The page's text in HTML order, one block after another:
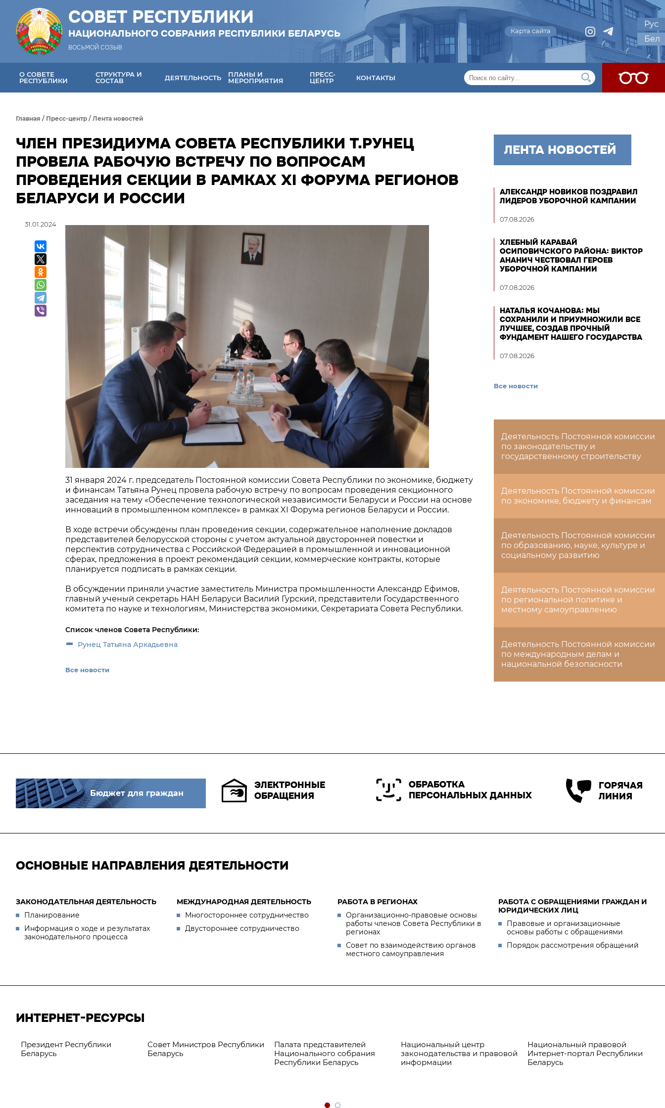
СОВЕТ РЕСПУБЛИКИ
НАЦИОНАЛЬНОГО СОБРАНИЯ РЕСПУБЛИКИ БЕЛАРУСЬ
ВОСЬМОЙ СОЗЫВ
Карта сайта
Рус
Бел
О СОВЕТЕ
РЕСПУБЛИКИ
СТРУКТУРА И
СОСТАВ
ДЕЯТЕЛЬНОСТЬ
ПЛАНЫ И
МЕРОПРИЯТИЯ
ПРЕСС-
ЦЕНТР
КОНТАКТЫ
Главная / Пресс-центр / Лента новостей
ЧЛЕН ПРЕЗИДИУМА СОВЕТА РЕСПУБЛИКИ Т.РУНЕЦ
ПРОВЕЛА РАБОЧУЮ ВСТРЕЧУ ПО ВОПРОСАМ
ПРОВЕДЕНИЯ СЕКЦИИ В РАМКАХ XI ФОРУМА РЕГИОНОВ
БЕЛАРУСИ И РОССИИ
31.01.2024
31 января 2024 г. председатель Постоянной комиссии Совета Республики по экономике, бюджету
и финансам Татьяна Рунец провела рабочую встречу по вопросам проведения секционного
заседания на тему «Обеспечение технологической независимости Беларуси и России на основе
инноваций в промышленном комплексе» в рамках XI Форума регионов Беларуси и России.
В ходе встречи обсуждены план проведения секции, содержательное наполнение докладов
представителей белорусской стороны с учетом актуальной двусторонней повестки и
перспектив сотрудничества с Российской Федерацией в промышленной и инновационной
сферах, предложения в проект рекомендаций секции, коммерческие контракты, которые
планируется подписать в рамках секции.
В обсуждении приняли участие заместитель Министра промышленности Александр Ефимов,
главный ученый секретарь НАН Беларуси Василий Гурский, представители Государственного
комитета по науке и технологиям, Министерства экономики, Секретариата Совета Республики.
Список членов Совета Республики:
Рунец Татьяна Аркадьевна
Все новости
ЛЕНТА НОВОСТЕЙ
АЛЕКСАНДР НОВИКОВ ПОЗДРАВИЛ
ЛИДЕРОВ УБОРОЧНОЙ КАМПАНИИ
07.08.2026
ХЛЕБНЫЙ КАРАВАЙ
ОСИПОВИЧСКОГО РАЙОНА: ВИКТОР
АНАНИЧ ЧЕСТВОВАЛ ГЕРОЕВ
УБОРОЧНОЙ КАМПАНИИ
07.08.2026
НАТАЛЬЯ КОЧАНОВА: МЫ
СОХРАНИЛИ И ПРИУМНОЖИЛИ ВСЕ
ЛУЧШЕЕ, СОЗДАВ ПРОЧНЫЙ
ФУНДАМЕНТ НАШЕГО ГОСУДАРСТВА
07.08.2026
Все новости
Деятельность Постоянной комиссии
по законодательству и
государственному строительству
Деятельность Постоянной комиссии
по экономике, бюджету и финансам
Деятельность Постоянной комиссии
по образованию, науке, культуре и
социальному развитию
Деятельность Постоянной комиссии
по региональной политике и
местному самоуправлению
Деятельность Постоянной комиссии
по международным делам и
национальной безопасности
Бюджет для граждан
ЭЛЕКТРОННЫЕ
ОБРАЩЕНИЯ
ОБРАБОТКА
ПЕРСОНАЛЬНЫХ ДАННЫХ
ГОРЯЧАЯ
ЛИНИЯ
ОСНОВНЫЕ НАПРАВЛЕНИЯ ДЕЯТЕЛЬНОСТИ
ЗАКОНОДАТЕЛЬНАЯ ДЕЯТЕЛЬНОСТЬ
Планирование
Информация о ходе и результатах
законодательного процесса
МЕЖДУНАРОДНАЯ ДЕЯТЕЛЬНОСТЬ
Многостороннее сотрудничество
Двустороннее сотрудничество
РАБОТА В РЕГИОНАХ
Организационно-правовые основы
работы членов Совета Республики в
регионах
Совет по взаимодействию органов
местного самоуправления
РАБОТА С ОБРАЩЕНИЯМИ ГРАЖДАН И
ЮРИДИЧЕСКИХ ЛИЦ
Правовые и организационные
основы работы с обращениями
Порядок рассмотрения обращений
ИНТЕРНЕТ-РЕСУРСЫ
Президент Республики
Беларусь
Совет Министров Республики
Беларусь
Палата представителей
Национального собрания
Республики Беларусь
Национальный центр
законодательства и правовой
информации
Национальный правовой
Интернет-портал Республики
Беларусь